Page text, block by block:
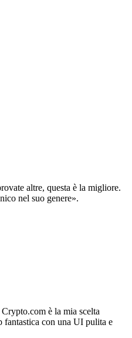
altre, questa è la migliore.
nel suo genere».
è la mia scelta
fantastica con una UI pulita e